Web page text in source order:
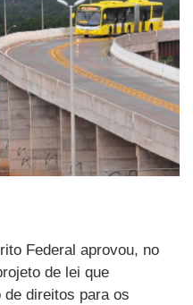
Federal aprovou, no
de lei que
direitos para os